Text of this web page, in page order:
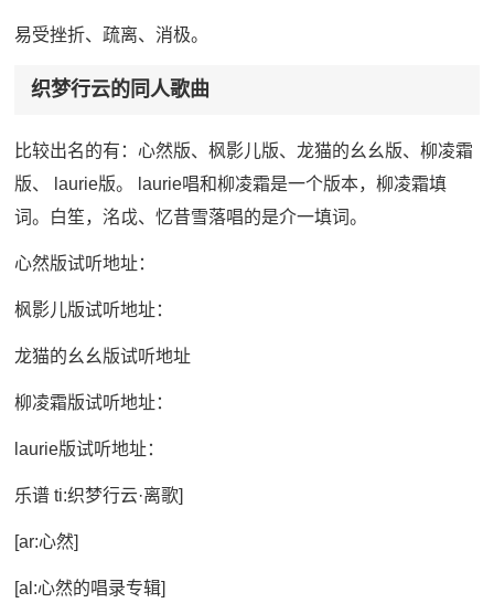
易受挫折、疏离、消极。
织梦行云的同人歌曲
比较出名的有：心然版、枫影儿版、龙猫的幺幺版、柳凌霜
版、 laurie版。 laurie唱和柳凌霜是一个版本，柳凌霜填
词。白笙，洺戉、忆昔雪落唱的是介一填词。
心然版试听地址：
枫影儿版试听地址：
龙猫的幺幺版试听地址
柳凌霜版试听地址：
laurie版试听地址：
乐谱 ti:织梦行云·离歌]
[ar:心然]
[al:心然的唱录专辑]